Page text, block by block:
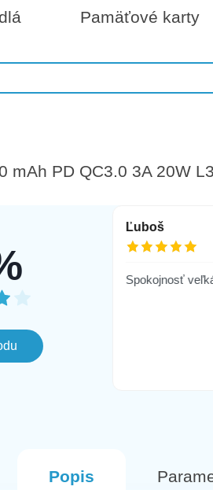
Pamäťové karty
mAh PD QC3.0 3A 20W
Ľuboš
Spokojnosť
Popis